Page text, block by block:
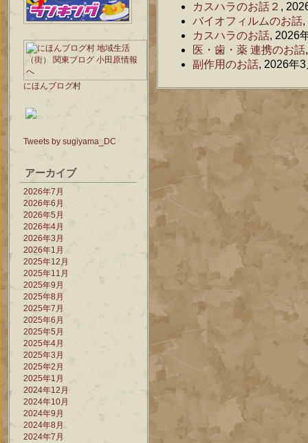
にほんブログ村
Tweets by sugiyama_DC
アーカイブ
2026年7月
2026年6月
2026年5月
2026年4月
2026年3月
2026年1月
2025年12月
2025年11月
2025年9月
2025年8月
2025年7月
2025年6月
2025年5月
2025年4月
2025年3月
2025年2月
2025年1月
2024年12月
2024年10月
2024年9月
2024年8月
2024年7月
カスハラのお話２ ,
バイオフィルムのお話
カスハラのお話, 2026
医・歯・薬 連携のお話
副作用のお話, 2026年